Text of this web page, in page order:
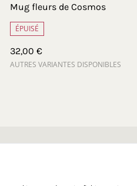
Mug fleurs de Cosmos
ÉPUISÉ
32,00 €
AUTRES VARIANTES DISPONIBLES